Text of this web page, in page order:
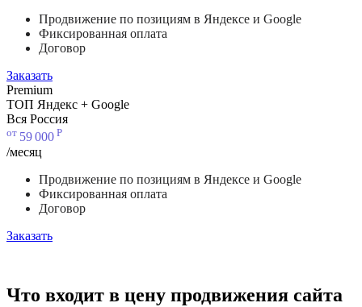
Продвижение по позициям в Яндексе и Google
Фиксированная оплата
Договор
Заказать
Premium
ТОП Яндекс + Google
Вся Россия
от 59000 Р
/месяц
Продвижение по позициям в Яндексе и Google
Фиксированная оплата
Договор
Заказать
Что входит в цену продвижения сайта